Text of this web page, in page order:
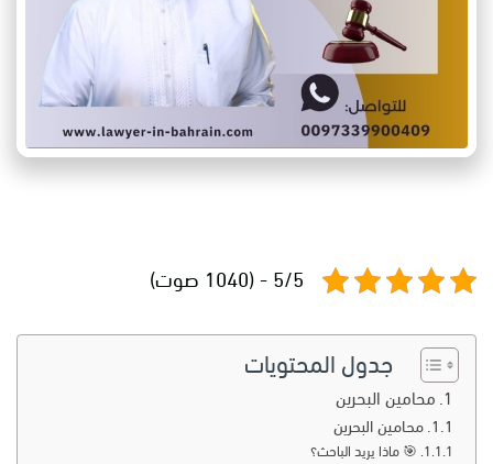
5/5 - (1040 صوت)
جدول المحتويات
محامين البحرين
محامين البحرين
🎯 ماذا يريد الباحث؟